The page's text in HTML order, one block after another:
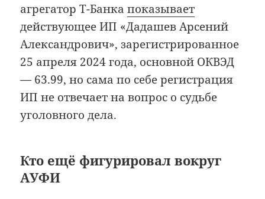
агрегатор Т-Банкапоказывает
действующее ИП «Дадашев Арсений
Александрович», зарегистрированное
25 апреля 2024 года, основной ОКВЭД
— 63.99, но сама по себе регистрация
ИП не отвечает на вопрос о судьбе
уголовного дела.
Кто ещё фигурировал вокруг
АУФИ